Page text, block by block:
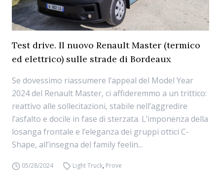
Test drive. Il nuovo Renault Master (termico
ed elettrico) sulle strade di Bordeaux
Se dovessimo riassumere l’appeal del Model Year
2024 del Renault Master, ci affideremmo a un trittico:
reattivo alle sollecitazioni, stabile nell’aggredire
l’asfalto e docile in fase di sterzata. L’imponenza della
losanga frontale e l’eleganza dei gruppi ottici C-
Shape, all’insegna del family feelin...
05/28/2024 Light Truck, Prove